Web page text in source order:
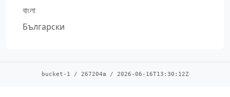
বাংলা
Български
bucket-1 / 267204a / 2026-06-16T13:30:12Z